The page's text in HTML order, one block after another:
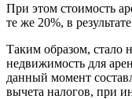
При этом стоимость
те же 20%, в
Таким образом, стало
недвижимость для
данный момент
вычета налогов, при